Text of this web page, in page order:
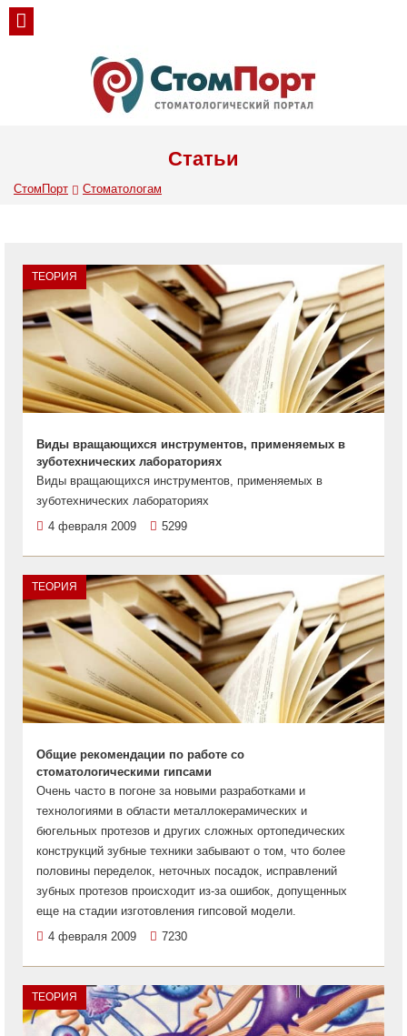
Статьи
СтомПорт Стоматологам
ТЕОРИЯ
Виды вращающихся инструментов, применяемых в
зуботехнических лабораториях
Виды вращающихся инструментов, применяемых в
зуботехнических лабораториях
4 февраля 2009
5299
ТЕОРИЯ
Общие рекомендации по работе со
стоматологическими гипсами
Очень часто в погоне за новыми разработками и
технологиями в области металлокерамических и
бюгельных протезов и других сложных ортопедических
конструкций зубные техники забывают о том, что более
половины переделок, неточных посадок, исправлений
зубных протезов происходит из-за ошибок, допущенных
еще на стадии изготовления гипсовой модели.
4 февраля 2009
7230
ТЕОРИЯ